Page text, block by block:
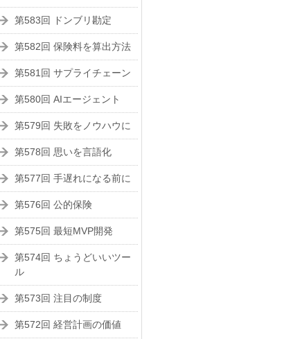
第583回 ドンブリ勘定
第582回 保険料を算出方法
第581回 サプライチェーン
第580回 AIエージェント
第579回 失敗をノウハウに
第578回 思いを言語化
第577回 手遅れになる前に
第576回 公的保険
第575回 最短MVP開発
第574回 ちょうどいいツー
ル
第573回 注目の制度
第572回 経営計画の価値